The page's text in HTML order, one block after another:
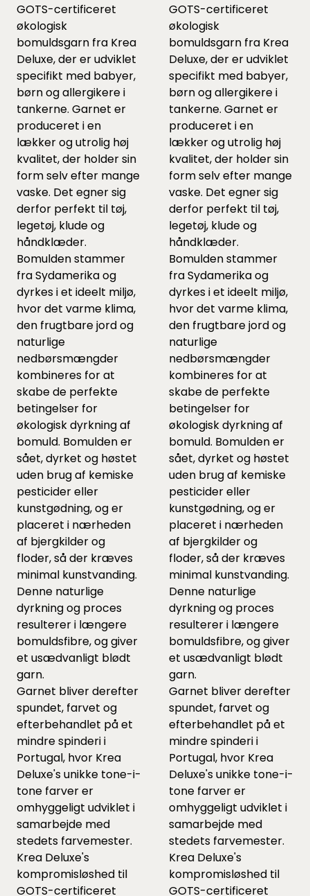
GOTS-certificeret
økologisk
bomuldsgarn fra Krea
Deluxe, der er udviklet
specifikt med babyer,
børn og allergikere i
tankerne. Garnet er
produceret i en
lækker og utrolig høj
kvalitet, der holder sin
form selv efter mange
vaske. Det egner sig
derfor perfekt til tøj,
legetøj, klude og
håndklæder.
Bomulden stammer
fra Sydamerika og
dyrkes i et ideelt miljø,
hvor det varme klima,
den frugtbare jord og
naturlige
nedbørsmængder
kombineres for at
skabe de perfekte
betingelser for
økologisk dyrkning af
bomuld. Bomulden er
sået, dyrket og høstet
uden brug af kemiske
pesticider eller
kunstgødning, og er
placeret i nærheden
af bjergkilder og
floder, så der kræves
minimal kunstvanding.
Denne naturlige
dyrkning og proces
resulterer i længere
bomuldsfibre, og giver
et usædvanligt blødt
garn.
Garnet bliver derefter
spundet, farvet og
efterbehandlet på et
mindre spinderi i
Portugal, hvor Krea
Deluxe's unikke tone-i-
tone farver er
omhyggeligt udviklet i
samarbejde med
stedets farvemester.
Krea Deluxe's
kompromisløshed til
GOTS-certificeret
GOTS-certificeret
økologisk
bomuldsgarn fra Krea
Deluxe, der er udviklet
specifikt med babyer,
børn og allergikere i
tankerne. Garnet er
produceret i en
lækker og utrolig høj
kvalitet, der holder sin
form selv efter mange
vaske. Det egner sig
derfor perfekt til tøj,
legetøj, klude og
håndklæder.
Bomulden stammer
fra Sydamerika og
dyrkes i et ideelt miljø,
hvor det varme klima,
den frugtbare jord og
naturlige
nedbørsmængder
kombineres for at
skabe de perfekte
betingelser for
økologisk dyrkning af
bomuld. Bomulden er
sået, dyrket og høstet
uden brug af kemiske
pesticider eller
kunstgødning, og er
placeret i nærheden
af bjergkilder og
floder, så der kræves
minimal kunstvanding.
Denne naturlige
dyrkning og proces
resulterer i længere
bomuldsfibre, og giver
et usædvanligt blødt
garn.
Garnet bliver derefter
spundet, farvet og
efterbehandlet på et
mindre spinderi i
Portugal, hvor Krea
Deluxe's unikke tone-i-
tone farver er
omhyggeligt udviklet i
samarbejde med
stedets farvemester.
Krea Deluxe's
kompromisløshed til
GOTS-certificeret